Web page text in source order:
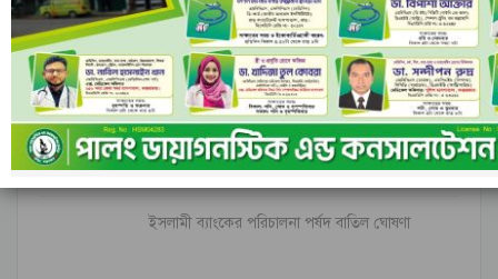
সর্বশেষ
ইরানি ক্ষেপণাস্ত্রের অপেক্ষায় ইসরাইল; বৈরুত হামলার
পর বাড়ছে…
ইসলামী ব্যাংকের পরিচালনা পর্ষদ বাতিল ঘোষণা